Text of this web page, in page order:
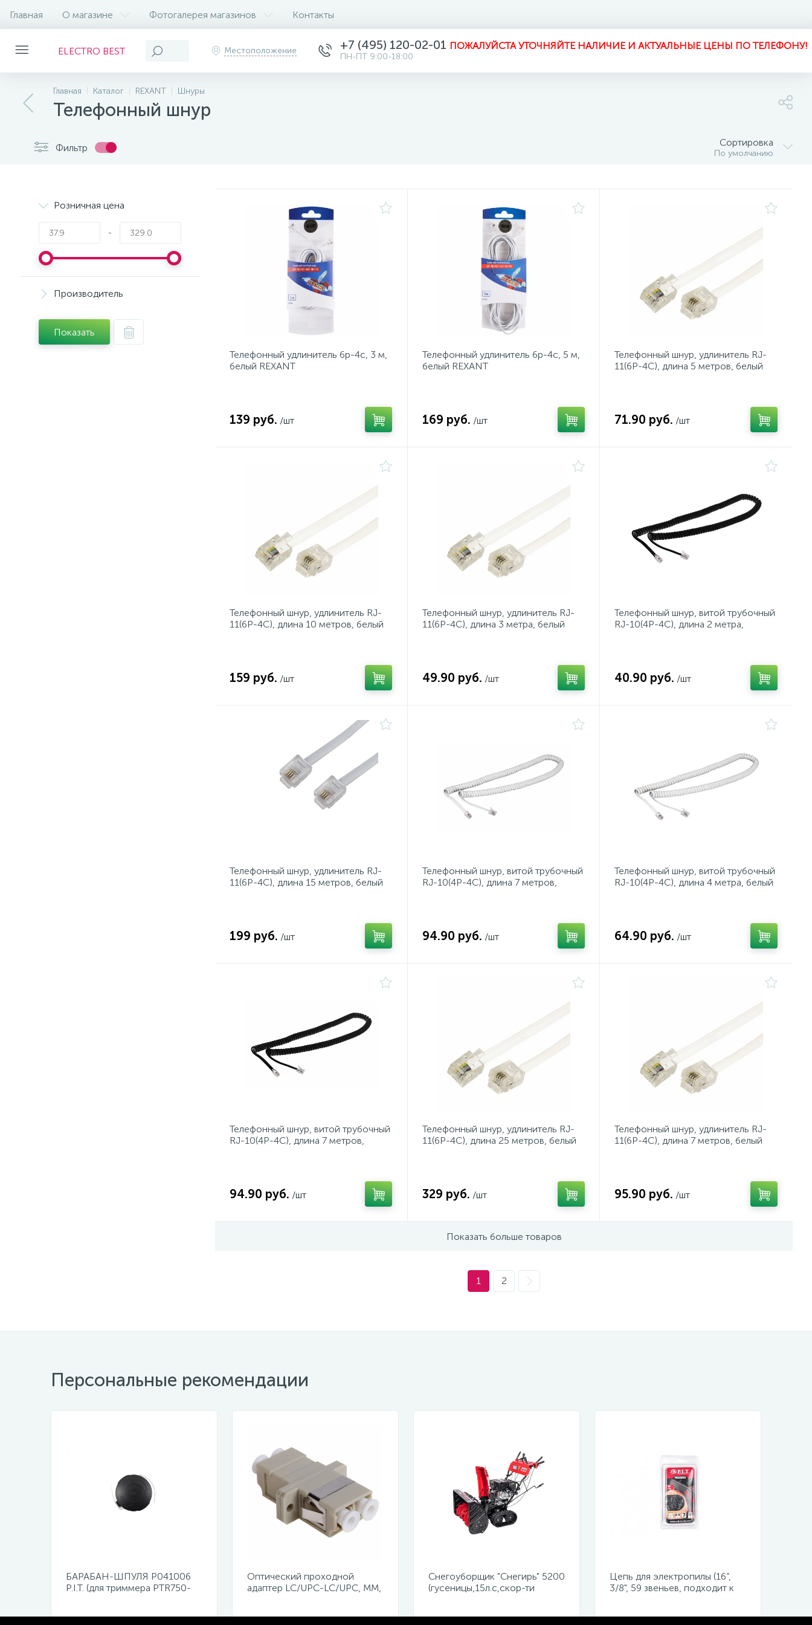
Главная О магазине Фотогалерея магазинов Контакты
ELECTRO BEST Местоположение +7 (495) 120-02-01 ПОЖАЛУЙСТА УТОЧНЯЙТЕ НАЛИЧИЕ И АКТУАЛЬНЫЕ ЦЕНЫ ПО ТЕЛЕФОНУ!
ПН-ПТ 9:00-18:00
Главная Каталог REXANT Шнуры
Телефонный шнур
Фильтр Сортировка
По умолчанию
Розничная цена
-
Производитель
Показать
Телефонный удлинитель 6р-4с, 3 м,
белый REXANT
139 руб. /шт
Телефонный удлинитель 6р-4с, 5 м,
белый REXANT
169 руб. /шт
Телефонный шнур, удлинитель RJ-
11(6P-4C), длина 5 метров, белый
71.90 руб. /шт
Телефонный шнур, удлинитель RJ-
11(6P-4C), длина 10 метров, белый
159 руб. /шт
Телефонный шнур, удлинитель RJ-
11(6P-4C), длина 3 метра, белый
49.90 руб. /шт
Телефонный шнур, витой трубочный
RJ-10(4P-4C), длина 2 метра,
40.90 руб. /шт
Телефонный шнур, удлинитель RJ-
11(6P-4C), длина 15 метров, белый
199 руб. /шт
Телефонный шнур, витой трубочный
RJ-10(4P-4C), длина 7 метров,
94.90 руб. /шт
Телефонный шнур, витой трубочный
RJ-10(4P-4C), длина 4 метра, белый
64.90 руб. /шт
Телефонный шнур, витой трубочный
RJ-10(4P-4C), длина 7 метров,
94.90 руб. /шт
Телефонный шнур, удлинитель RJ-
11(6P-4C), длина 25 метров, белый
329 руб. /шт
Телефонный шнур, удлинитель RJ-
11(6P-4C), длина 7 метров, белый
95.90 руб. /шт
Показать больше товаров
1 2
Персональные рекомендации
БАРАБАН-ШПУЛЯ Р041006
P.I.T. (для триммера PTR750-
Оптический проходной
адаптер LC/UPC-LC/UPC, MM,
Снегоуборщик "Снегирь" 5200
(гусеницы,15л.с,скор-ти
Цепь для электропилы (16”,
3/8", 59 звеньев, подходит к